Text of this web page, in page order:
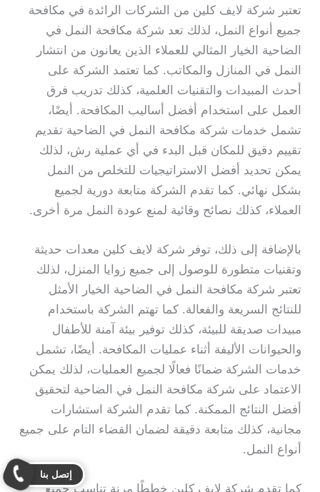
تعتبر شركة لايف كلين من الشركات الرائدة في مكافحة
جميع أنواع النمل، لذلك تعد شركة مكافحة النمل في
الضاحية الخيار المثالي للعملاء الذين يعانون من انتشار
النمل في المنازل والمكاتب. كما تعتمد الشركة على
أحدث المبيدات والتقنيات العلمية، كذلك تدريب فرق
العمل على استخدام أفضل أساليب المكافحة. أيضًا،
تشمل خدمات شركة مكافحة النمل في الضاحية تقديم
تقييم دقيق للمكان قبل البدء في أي عملية رش، لذلك
يمكن تحديد أفضل الاستراتيجيات للتخلص من النمل
بشكل نهائي. كما تقدم الشركة متابعة دورية لجميع
العملاء، كذلك نصائح وقائية لمنع عودة النمل مرة أخرى.
بالإضافة إلى ذلك، توفر شركة لايف كلين معدات حديثة
وتقنيات متطورة للوصول إلى جميع زوايا المنزل، لذلك
تعتبر شركة مكافحة النمل في الضاحية الخيار الأمثل
للنتائج السريعة والفعالة. كما تهتم الشركة باستخدام
مبيدات صديقة للبيئة، كذلك توفير بيئة آمنة للأطفال
والحيوانات الأليفة أثناء عمليات المكافحة. أيضًا، تشمل
خدمات الشركة ضمانًا فعالًا لجميع العمليات، لذلك يمكن
الاعتماد على شركة مكافحة النمل في الضاحية لتحقيق
أفضل النتائج الممكنة. كما تقدم الشركة استشارات
مجانية، كذلك متابعة دقيقة لضمان القضاء التام على جميع
أنواع النمل.
كما تقدم شركة لايف كلين خططًا مرنة تناسب جميع
إتصل بنا